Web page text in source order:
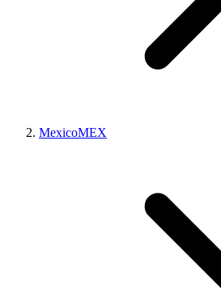
MexicoMEX